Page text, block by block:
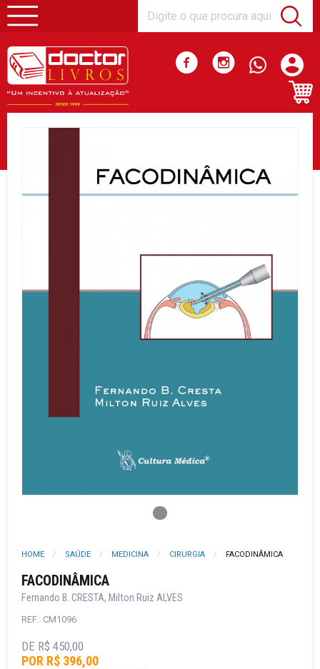
HOME SAÚDE MEDICINA CIRURGIA FACODINÂMICA
FACODINÂMICA
Fernando B. CRESTA, Milton Ruiz ALVES
REF.: CM1096
DE R$ 450,00
POR R$ 396,00